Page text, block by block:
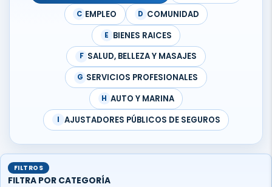
C EMPLEO D COMUNIDAD
E BIENES RAICES
F SALUD, BELLEZA Y MASAJES
G SERVICIOS PROFESIONALES
H AUTO Y MARINA
I AJUSTADORES PÚBLICOS DE SEGUROS
FILTROS
FILTRA POR CATEGORÍA